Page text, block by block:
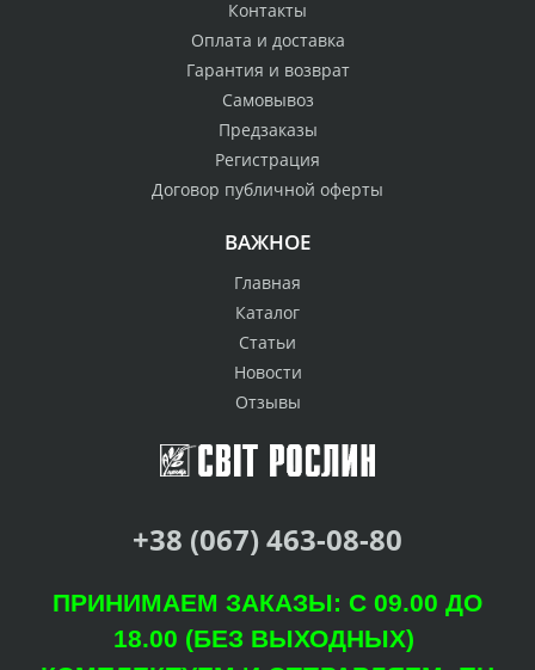
Контакты
Оплата и доставка
Гарантия и возврат
Самовывоз
Предзаказы
Регистрация
Договор публичной оферты
ВАЖНОЕ
Главная
Каталог
Статьи
Новости
Отзывы
+38 (067) 463-08-80
ПРИНИМАЕМ ЗАКАЗЫ: С 09.00 ДО
18.00 (БЕЗ ВЫХОДНЫХ)